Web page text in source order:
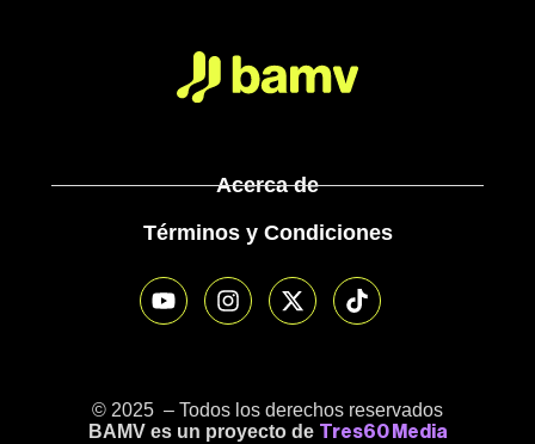
Acerca de
Términos y Condiciones
© 2025 – Todos los derechos reservados
BAMV es un proyecto de Tres60 Media